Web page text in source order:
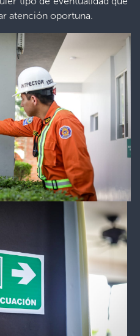
atención oportuna.